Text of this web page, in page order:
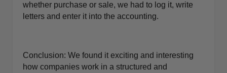
whether purchase or sale, we had to log it, write
letters and enter it into the accounting.
Conclusion: We found it exciting and interesting
how companies work in a structured and